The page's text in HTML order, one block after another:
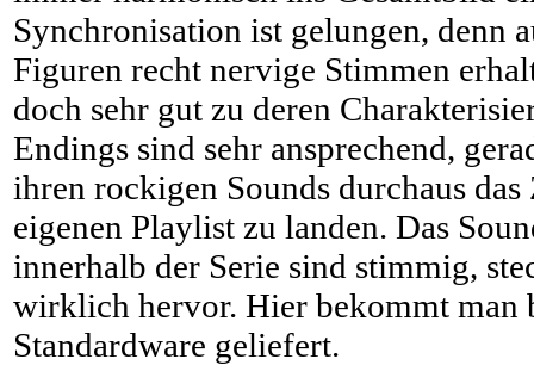
Synchronisation ist gelungen, denn
Figuren recht nervige Stimmen
doch sehr gut zu deren
Endings sind sehr ansprechend,
ihren rockigen Sounds durchaus
eigenen Playlist zu landen. Das
innerhalb der Serie sind stimmig,
wirklich hervor. Hier bekommt man
Standardware geliefert.